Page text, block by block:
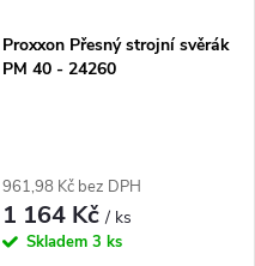
Proxxon Přesný strojní svěrák
PM 40 - 24260
961,98 Kč bez DPH
1 164 Kč/ ks
Skladem 3 ks